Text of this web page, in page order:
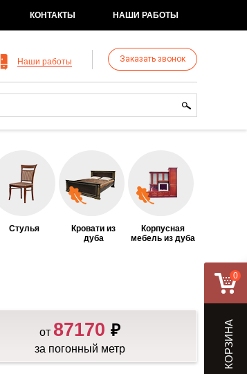
КОНТАКТЫ НАШИ РАБОТЫ
Наши работы Заказать звонок
Стулья
Кровати из
дуба
Корпусная
мебель из дуба
от 87170 ₽
за погонный метр
0
КОРЗИНА